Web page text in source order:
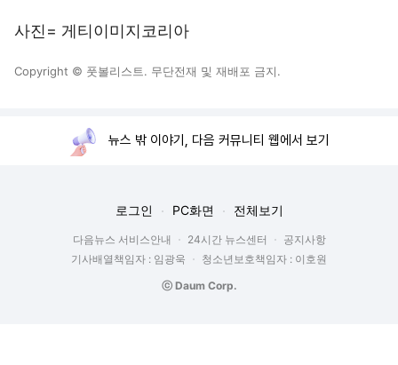
사진= 게티이미지코리아
Copyright © 풋볼리스트. 무단전재 및 재배포 금지.
뉴스 밖 이야기, 다음 커뮤니티 웹에서 보기
로그인 PC화면 전체보기
다음뉴스 서비스안내 24시간 뉴스센터
공지사항
기사배열책임자 : 임광욱
청소년보호책임자 : 이호원
ⓒ Daum Corp.